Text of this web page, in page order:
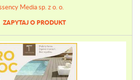
Media sp. z o. o.
ZAPYTAJ O PRODUKT